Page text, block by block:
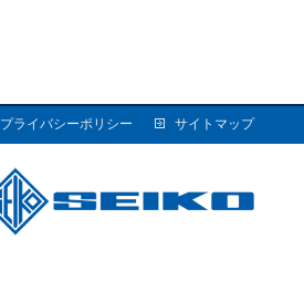
プライバシーポリシー サイトマップ